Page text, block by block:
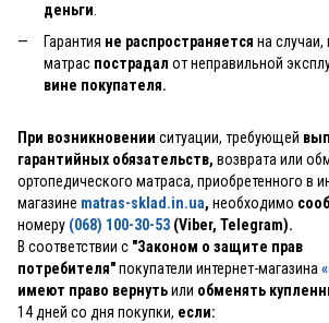
деньги.
Гарантия не распространяется на
матрас пострадал от неправильной
вине покупателя.
При возникновении ситуации, требующей
гарантийных обязательств, возврата или
ортопедического матраса, приобретенного в
магазине matras-sklad.in.ua, необходимо
номеру (068) 100-30-53 (Viber, Telegram).
В соответствии с "Законом о защите прав
потребителя"покупатели интернет-магазина
имеют право вернутьили обменять
14 дней со дня покупки, если: